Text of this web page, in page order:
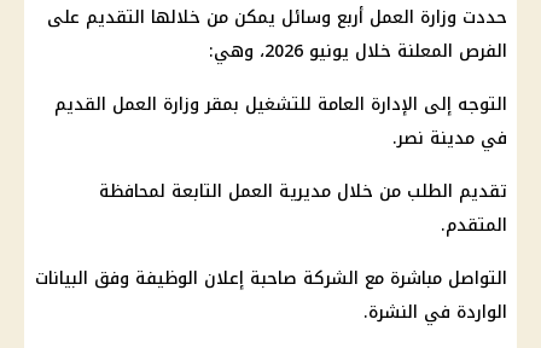
حددت وزارة العمل أربع وسائل يمكن من خلالها التقديم على
الفرص المعلنة خلال يونيو 2026، وهي:
التوجه إلى الإدارة العامة للتشغيل بمقروزارة العمل القديم
في مدينة نصر.
تقديم الطلب من خلال مديرية العمل التابعة لمحافظة
المتقدم.
التواصل مباشرة مع الشركة صاحبة إعلان الوظيفة وفق البيانات
الواردة في النشرة.